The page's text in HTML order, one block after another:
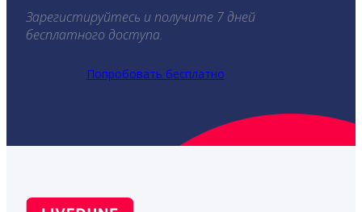
Зарегистируйтесь и получите 7 дней
бесплатного доступа.
Попробовать бесплатно